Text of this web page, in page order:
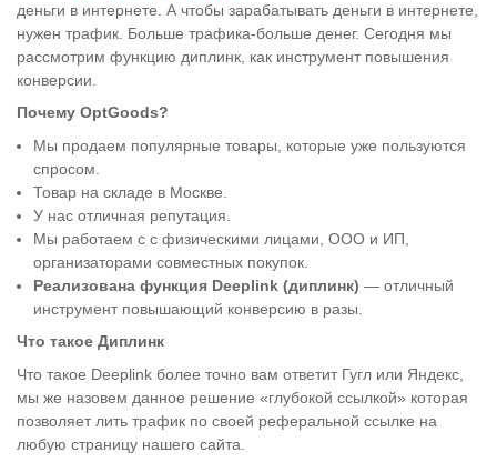
деньги в интернете. А чтобы зарабатывать деньги в интернете,
нужен трафик. Больше трафика-больше денег. Сегодня мы
рассмотрим функцию диплинк, как инструмент повышения
конверсии.
Почему OptGoods?
Мы продаем популярные товары, которые уже пользуются
спросом.
Товар на складе в Москве.
У нас отличная репутация.
Мы работаем с с физическими лицами, ООО и ИП,
организаторами совместных покупок.
Реализована функция Deeplink (диплинк) — отличный
инструмент повышающий конверсию в разы.
Что такое Диплинк
Что такое Deeplink более точно вам ответит Гугл или Яндекс,
мы же назовем данное решение «глубокой ссылкой» которая
позволяет лить трафик по своей реферальной ссылке на
любую страницу нашего сайта.